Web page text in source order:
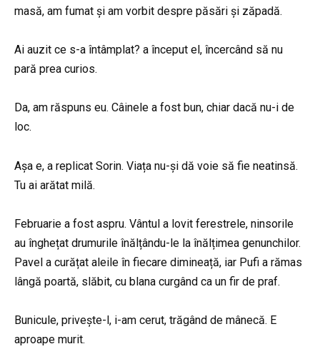
masă, am fumat și am vorbit despre păsări și zăpadă.
Ai auzit ce s-a întâmplat? a început el, încercând să nu
pară prea curios.
Da, am răspuns eu. Câinele a fost bun, chiar dacă nu-i de
loc.
Așa e, a replicat Sorin. Viața nu-și dă voie să fie neatinsă.
Tu ai arătat milă.
Februarie a fost aspru. Vântul a lovit ferestrele, ninsorile
au înghețat drumurile înălțându-le la înălțimea genunchilor.
Pavel a curățat aleile în fiecare dimineață, iar Pufi a rămas
lângă poartă, slăbit, cu blana curgând ca un fir de praf.
Bunicule, privește-l, i-am cerut, trăgând de mânecă. E
aproape murit.